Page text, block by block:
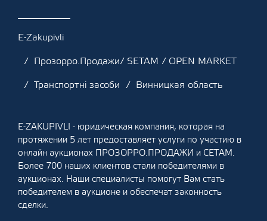
E-Zakupivli
Прозорро.Продажи/ SETAM / OPEN MARKET
Транспортні засоби
Винницкая область
E-ZAKUPIVLI - юридическая компания, которая на
протяжении 5 лет предоставляет услуги по участию в
онлайн аукционах ПРОЗОРРО.ПРОДАЖИ и СЕТАМ.
Более 700 наших клиентов стали победителями в
аукционах. Наши специалисты помогут Вам стать
победителем в аукционе и обеспечат законность
сделки.